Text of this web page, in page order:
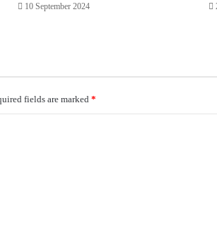
10 September 2024
fields are marked *